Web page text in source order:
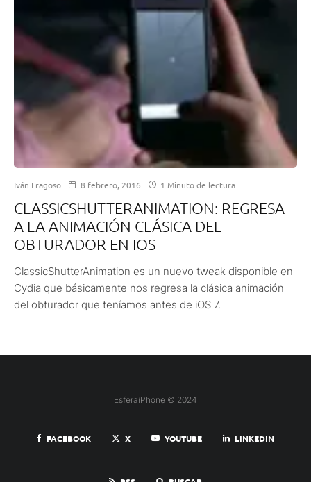
Iván Fragoso 8 febrero, 2016 1 Minuto de lectura
CLASSICSHUTTERANIMATION: REGRESA
A LA ANIMACIÓN CLÁSICA DEL
OBTURADOR EN IOS
ClassicShutterAnimation es un nuevo tweak disponible en
Cydia que básicamente nos regresa la clásica animación
del obturador que teníamos antes de iOS 7.
EsferaiPhone © 2024
FACEBOOK X YOUTUBE LINKEDIN